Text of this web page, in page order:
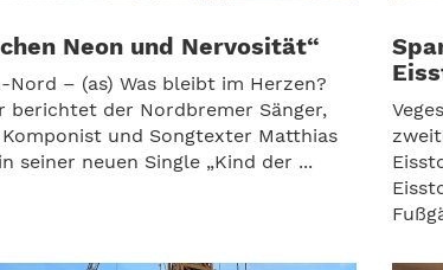
Neon und Nervosität“
Nord – (as) Was bleibt im Herzen?
berichtet der Nordbremer Sänger,
Komponist und Songtexter Matthias
seiner neuen Single „Kind der ...